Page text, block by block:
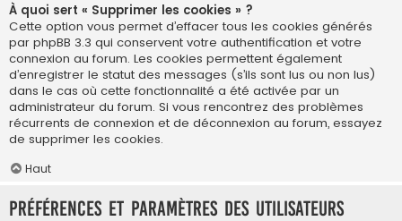
À quoi sert « Supprimer les cookies » ?
Cette option vous permet d’effacer tous les cookies générés
par phpBB 3.3 qui conservent votre authentification et votre
connexion au forum. Les cookies permettent également
d’enregistrer le statut des messages (s’ils sont lus ou non lus)
dans le cas où cette fonctionnalité a été activée par un
administrateur du forum. Si vous rencontrez des problèmes
récurrents de connexion et de déconnexion au forum, essayez
de supprimer les cookies.
Haut
Préférences et paramètres des utilisateurs